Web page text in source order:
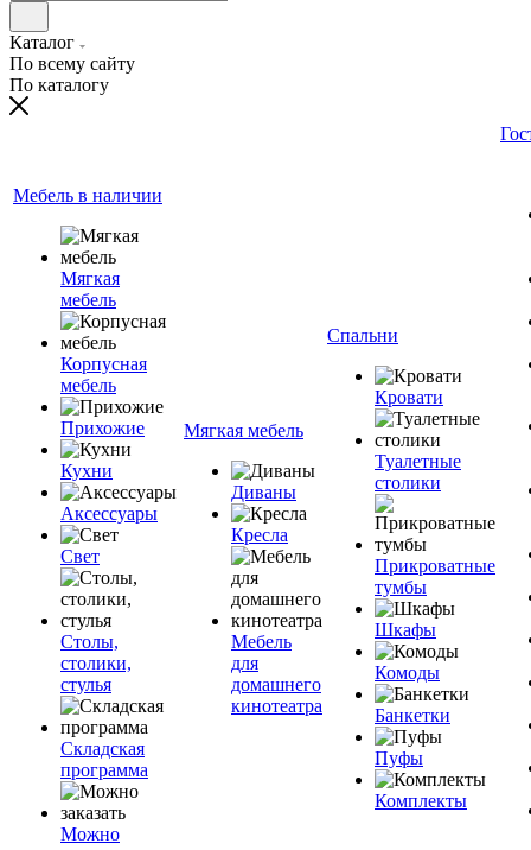
Каталог
По всему сайту
По каталогу
Мебель в наличии
Мягкая
мебель
Корпусная
мебель
Прихожие
Кухни
Аксессуары
Свет
Столы,
столики,
стулья
Складская
программа
Можно
Мягкая мебель
Диваны
Кресла
Мебель
для
домашнего
кинотеатра
Спальни
Кровати
Туалетные
столики
Прикроватные
тумбы
Шкафы
Комоды
Банкетки
Пуфы
Комплекты